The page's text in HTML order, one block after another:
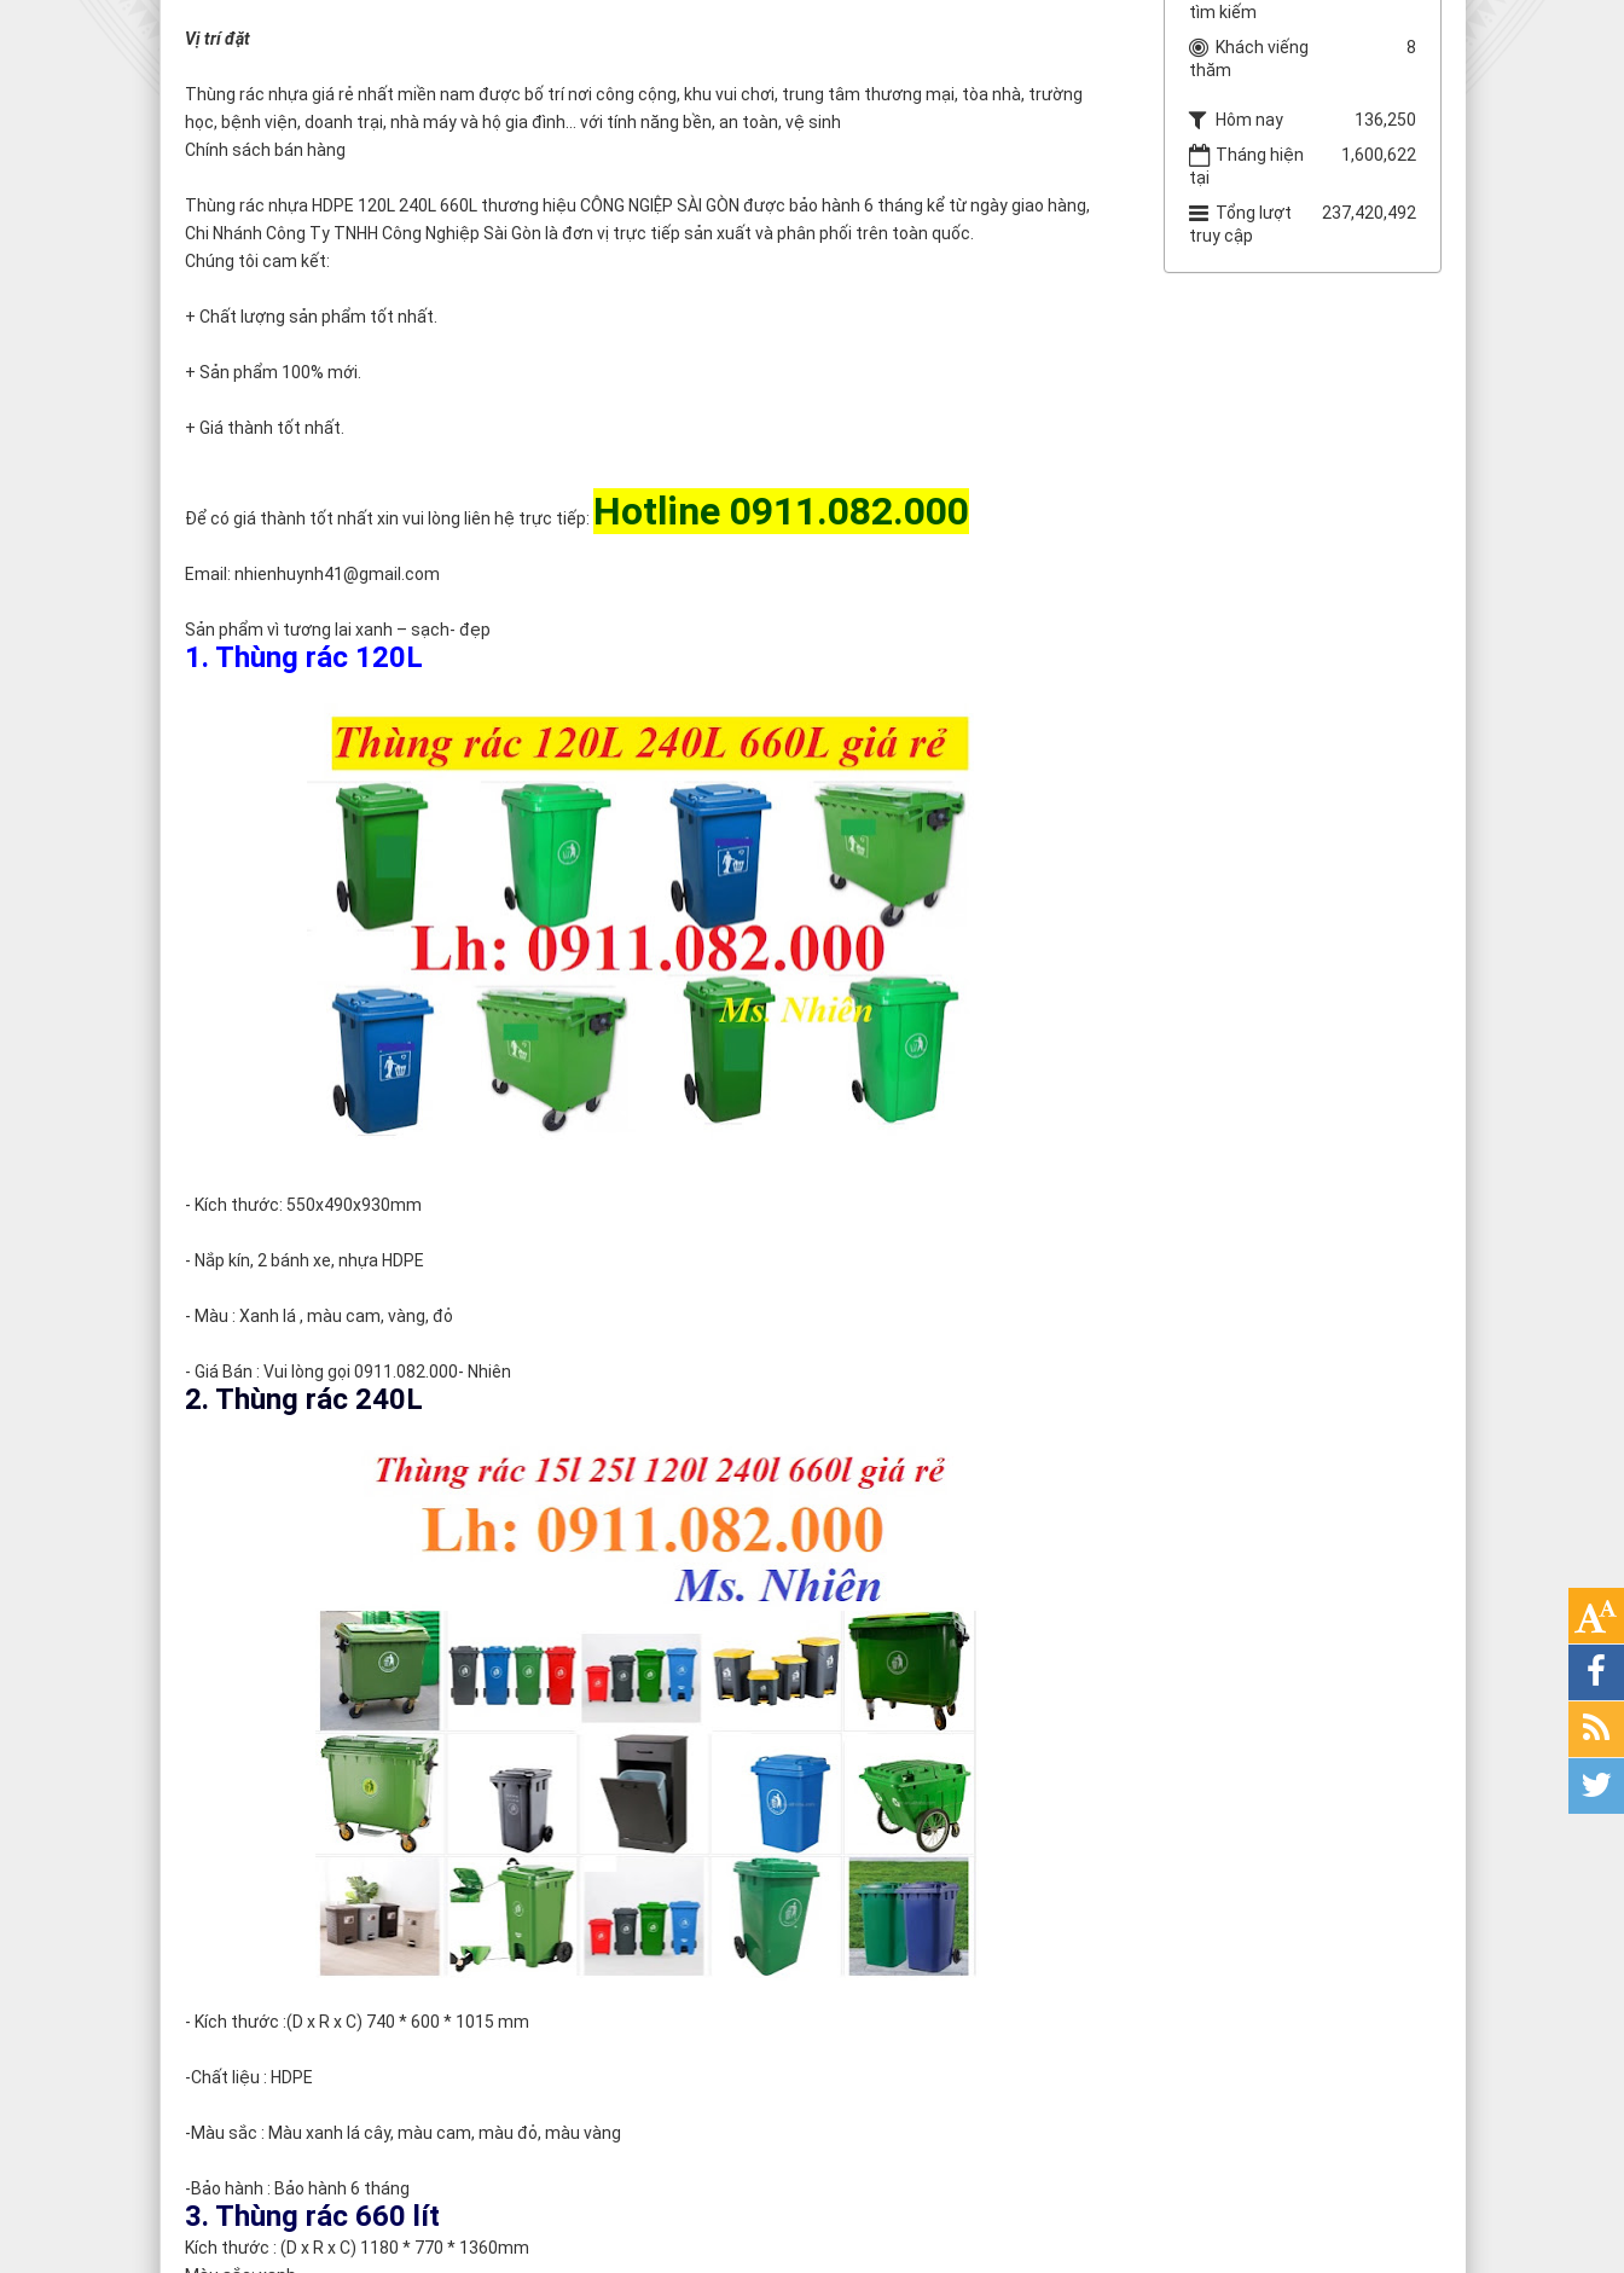
Vị trí đặt
Thùng rác nhựa giá rẻ nhất miền nam được bố trí nơi công cộng, khu vui chơi, trung tâm thương mại, tòa nhà, trường
học, bệnh viện, doanh trại, nhà máy và hộ gia đình… với tính năng bền, an toàn, vệ sinh
Chính sách bán hàng
Thùng rác nhựa HDPE 120L 240L 660L thương hiệu CÔNG NGIỆP SÀI GÒN được bảo hành 6 tháng kể từ ngày giao hàng,
Chi Nhánh Công Ty TNHH Công Nghiệp Sài Gòn là đơn vị trực tiếp sản xuất và phân phối trên toàn quốc.
Chúng tôi cam kết:
+ Chất lượng sản phẩm tốt nhất.
+ Sản phẩm 100% mới.
+ Giá thành tốt nhất.
Để có giá thành tốt nhất xin vui lòng liên hệ trực tiếp: Hotline 0911.082.000
Email: nhienhuynh41@gmail.com
Sản phẩm vì tương lai xanh – sạch- đẹp
1. Thùng rác 120L
- Kích thước: 550x490x930mm
- Nắp kín, 2 bánh xe, nhựa HDPE
- Màu : Xanh lá , màu cam, vàng, đỏ
- Giá Bán : Vui lòng gọi 0911.082.000- Nhiên
2. Thùng rác 240L
- Kích thước :(D x R x C) 740 * 600 * 1015 mm
-Chất liệu : HDPE
-Màu sắc : Màu xanh lá cây, màu cam, màu đỏ, màu vàng
-Bảo hành : Bảo hành 6 tháng
3. Thùng rác 660 lít
Kích thước : (D x R x C) 1180 * 770 * 1360mm
tìm kiếm
Khách viếng
thăm
8
Hôm nay
136,250
Tháng hiện
tại
1,600,622
Tổng lượt
truy cập
237,420,492